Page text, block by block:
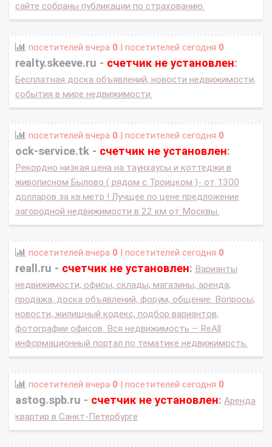
сайте собраны публикации по страхованию.
посетителей вчера 0 | посетителей сегодня 0
realty.skeeve.ru - счетчик не установлен:
Бесплатная доска объявлений, новости недвижимости,
события в мире недвижимости.
посетителей вчера 0 | посетителей сегодня 0
ock-service.tk - счетчик не установлен:
Рекордно низкая цена на таунхаусы и коттеджи в
живописном Былово ( рядом с Троицком )- от 1300
долларов за кв.метр ! Лучщее по цене предложение
загородной недвижимости в 22 км от Москвы.
посетителей вчера 0 | посетителей сегодня 0
reall.ru - счетчик не установлен: Варианты
недвижимости, офисы, склады, магазины, аренда,
продажа, доска объявлений, форум, общение. Вопросы,
новости, жилищный кодекс, подбор вариантов,
фотографии офисов. Вся недвижимость – ReAll
информационный портал по тематике недвижимость.
посетителей вчера 0 | посетителей сегодня 0
astog.spb.ru - счетчик не установлен: Аренда
квартир в Санкт-Петербурге